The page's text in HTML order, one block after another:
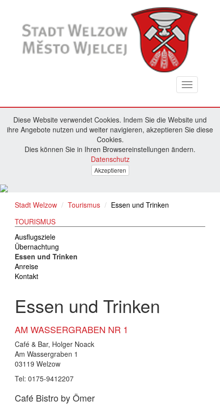
Toggle
navigation
Diese Website verwendet Cookies. Indem Sie die Website und
ihre Angebote nutzen und weiter navigieren, akzeptieren Sie diese
Cookies.
Dies können Sie in Ihren Browsereinstellungen ändern.
Datenschutz
Akzeptieren
Stadt Welzow Tourismus
Essen und Trinken
TOURISMUS
Ausflugsziele
Übernachtung
Essen und Trinken
Anreise
Kontakt
Essen und Trinken
AM WASSERGRABEN NR 1
Café & Bar, Holger Noack
Am Wassergraben 1
03119 Welzow
Tel: 0175-9412207
Café Bistro by Ömer